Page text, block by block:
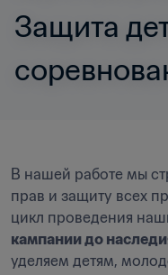
Защита
В нашей работе мы
прав и защиту всех
цикл проведения
кампании до
уделяем детям,